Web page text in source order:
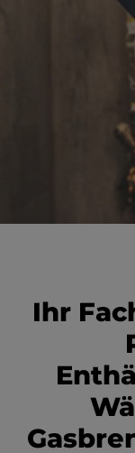
Ihr
öffnen und